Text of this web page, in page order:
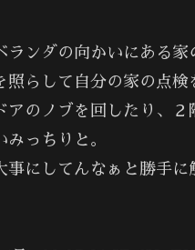
ランダの向かいにある
照らして自分の家の点検
アのノブを回したり、
っちりと。
事にしてんなぁと勝手